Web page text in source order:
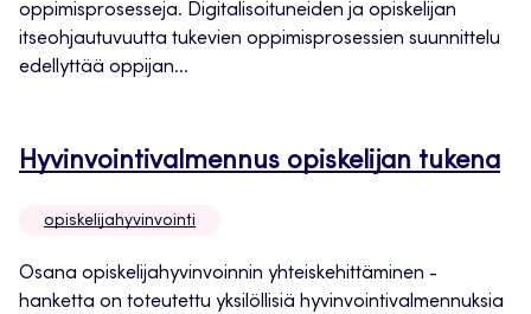
oppimisprosesseja. Digitalisoituneiden ja opiskelijan
itseohjautuvuutta tukevien oppimisprosessien suunnittelu
edellyttää oppijan...
Hyvinvointivalmennus opiskelijan tukena
opiskelijahyvinvointi
Osana opiskelijahyvinvoinnin yhteiskehittäminen -
hanketta on toteutettu yksilöllisiä hyvinvointivalmennuksia